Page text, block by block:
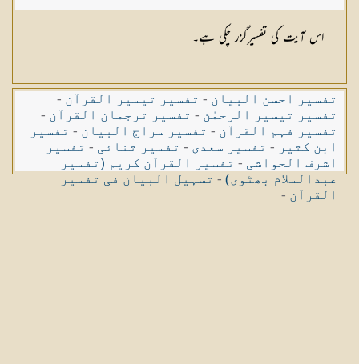
اس آیت کی تفسیرگزر چکی ہے۔
تفسیر احسن البیان - تفسیر تیسیر القرآن -
تفسیر تیسیر الرحمٰن - تفسیر ترجمان القرآن -
تفسیر فہم القرآن - تفسیر سراج البیان - تفسیر
ابن کثیر - تفسیر سعدی - تفسیر ثنائی - تفسیر
اشرف الحواشی - تفسیر القرآن کریم (تفسیر
عبدالسلام بھٹوی)-تسہیل البیان فی تفسیر
القرآن -